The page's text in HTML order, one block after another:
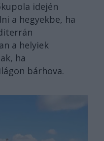
idején
a hegyekbe, ha
a helyiek
ha
bárhova.